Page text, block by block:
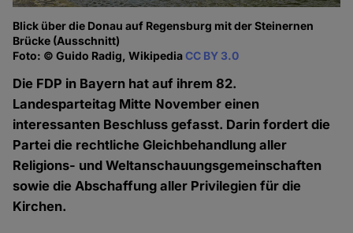
Blick über die Donau auf Regensburg mit der Steinernen
Brücke (Ausschnitt)
Foto: © Guido Radig, WikipediaCC BY 3.0
Die FDP in Bayern hat auf ihrem 82.
Landesparteitag Mitte November einen
interessanten Beschluss gefasst. Darin fordert die
Partei die rechtliche Gleichbehandlung aller
Religions- und Weltanschauungsgemeinschaften
sowie die Abschaffung aller Privilegien für die
Kirchen.